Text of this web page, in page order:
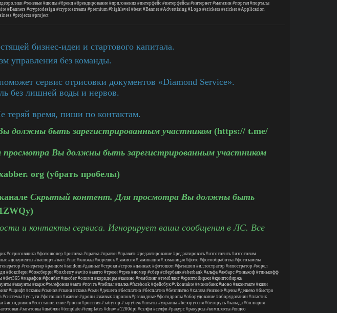
#теневые #шопы #бренд #брендирование #приложения #интерфейс #интерфейсы #интернет #магазин #портал #порталы
#Banners #cryptodesign #cryptostreams #premium #highlevel #best #Banner #Advertising #Logo #stickers #sticker #Application
#projects #project
бизнес-идеи и стартового капитала.
управления без команды.
сервис отрисовки документов «Diamond Service».
без лишней воды и нервов.
теряй время, пиши по контактам.
должны быть зарегистрированным участником (https:// t.me/
Вы должны быть зарегистрированным участником
org (убрать пробелы)
Скрытый контент. Для просмотра Вы должны быть
и контакты сервиса. Игнорирует ваши сообщения в ЛС. Все
#отрисовщика #фотошопер #рисовка #правка #правки #править #редактирование #редактировать #изготовить #изготовим
#документы #паспорт #пасс #пас #книжка #корешок #ламисия #ламинация #ломаницая #фото #фотообработка #фотозамена
#генератар #рандом #random #данные #строки #строк #данных #фотошоп #фаташоп #иллюстратор #илюстратор #корел
#боксбери #боксберри #boxberry #avito #авито #треки #трек #номер #сбер #сбербанк #sberbank #альфа #акбарс #тинькоф #тинькофф
#бет365 #марафон #фонбет #иксбет #олимп #коридоры #казино #гемблинг #гэмблинг #криптобиржи #криптобиржа
#акаунты #карж #телефония #авто #почта #пейпал #палка #facebook #фейсбук #vkontakte #монобанк #моно #вконтакте #киви
#шрифт #сканы #сканов #скани #скана #скан #дешего #бесплатно #бесплатна #безплатно #халява #низкие #цены #дешево #быстро
#системы #услуги #фотошоп #живые #дропы #живых #дропов #разводные #фотодропы #оборудование #оборудовании #пластик
#исходников #восстановление #росия #росссия #забугор #зарубеж #штаты #украина #белоруссия #белорусь #канада #болгария
#загатовка #шаблон #template #templates #draw #1200dpi #сэлфи #селфи #ракурс #ракурсы #комплекты #видео